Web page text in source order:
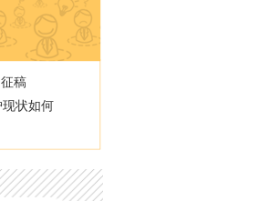
稿
状如何